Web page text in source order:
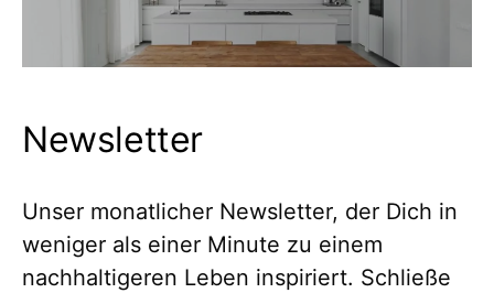
Newsletter
Unser monatlicher Newsletter, der Dich in
weniger als einer Minute zu einem
nachhaltigeren Leben inspiriert. Schließe